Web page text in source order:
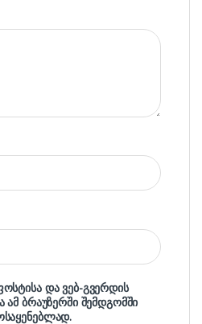
და ვებ-გვერდის
ამ ბრაუზერში შემდგომში